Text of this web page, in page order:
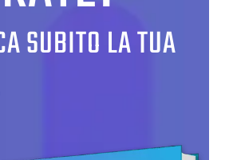
SUBITO LA TUA